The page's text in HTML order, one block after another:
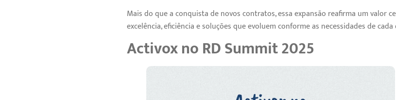
Mais do que a conquista de novos contratos, essa expansão reafirma um valor
excelência, eficiência e soluções que evoluem conforme as necessidades de
Activox no RD Summit 2025